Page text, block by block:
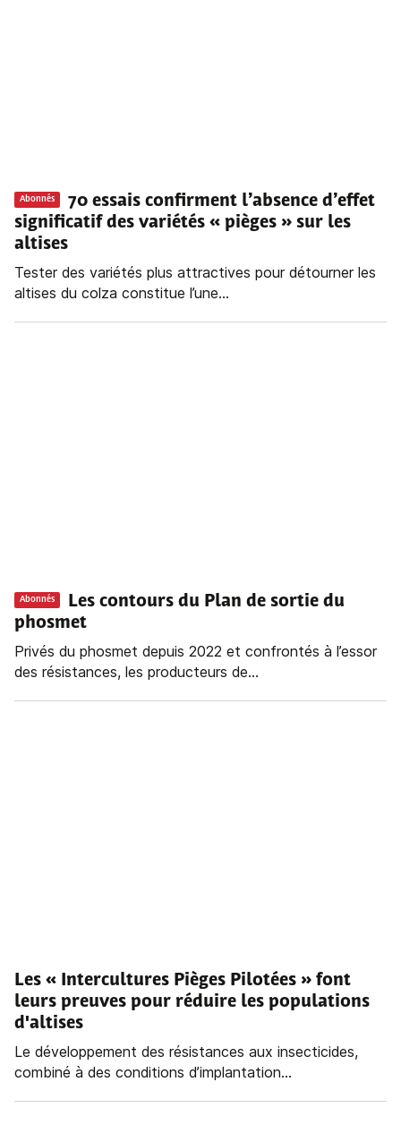
Abonnés
70 essais confirment l’absence d’effet
significatif des variétés « pièges » sur les
altises
Tester des variétés plus attractives pour détourner les
altises du colza constitue l’une...
Abonnés
Les contours du Plan de sortie du
phosmet
Privés du phosmet depuis 2022 et confrontés à l’essor
des résistances, les producteurs de...
Les « Intercultures Pièges Pilotées » font
leurs preuves pour réduire les populations
d'altises
Le développement des résistances aux insecticides,
combiné à des conditions d’implantation...